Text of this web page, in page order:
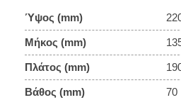
Ύψος (mm)
Μήκος (mm)
Πλάτος (mm)
Βάθος (mm) 70